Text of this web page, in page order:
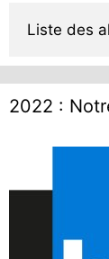
Liste des
2022 :